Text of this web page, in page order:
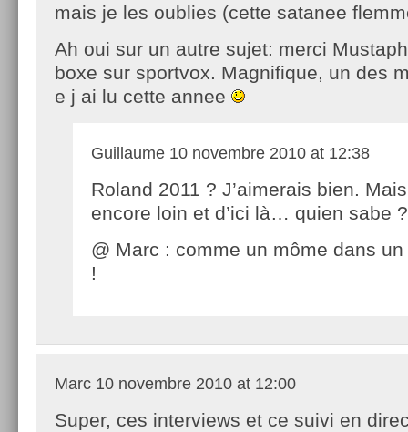
mais je les oublies (cette satanee
Ah oui sur un autre sujet: merci
boxe sur sportvox. Magnifique, un des
e j ai lu cette annee
Guillaume 10 novembre 2010 at 12:38
Roland 2011 ? J’aimerais bien. Mais
encore loin et d’ici là… quien sabe ?
@ Marc : comme un môme dans un
!
Marc 10 novembre 2010 at 12:00
Super, ces interviews et ce suivi en